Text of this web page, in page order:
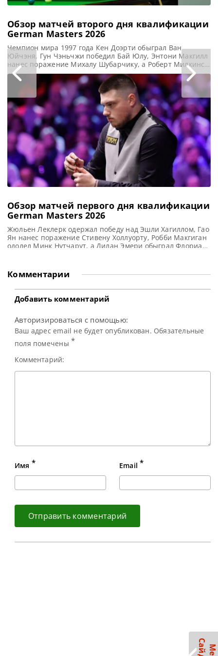
Обзор матчей второго дня квалификации
German Masters 2026
Чемпион мира 1997 года Кен Доэрти обыграл Ван
Юйчэня, Гун Чэньчжи победил Бай Юлу, Энтони Макгилл
нанес поражение Михалу Шубарчику, а Роберт Милкинс
одолел Дилана Эмери во второй день квалификации на
турнир German Masters 2026, сообщает WST Кен Доэрти в
напряженной борьбе взял три серии подряд и вырвал
победу у гонконгца Ван Юйчэня со счетом
Обзор матчей первого дня квалификации
German Masters 2026
Жюльен Леклерк одержал победу над Эшли Хагиллом, Гао
Ян нанес поражение Стивену Холлуорту, Робби Макгиган
одолел Минк Нутчарут, а Дилан Эмери обыграл Флориана
Жюльен Леклерк уверенно разгромил Эшли Хагилла со
счетом 5-0, обеспечив себе место в следующем этапе
квалификации
Комментарии
Добавить комментарий
Авторизироваться с помощью:
Ваш адрес email не будет опубликован. Обязательные
поля помечены *
Комментарий:
Имя * Email *